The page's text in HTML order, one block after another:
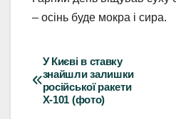
– осінь буде мокра і сира.
Навігація
записів
У Києві в ставку
знайшли залишки
російської ракети
Х-101 (фото)